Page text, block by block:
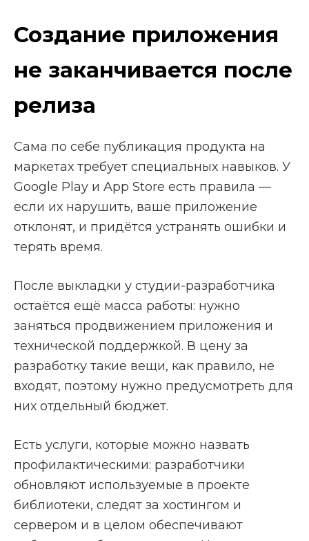
Создание приложения
не заканчивается после
релиза
Сама по себе публикация продукта на
маркетах требует специальных навыков. У
Google Play и App Store есть правила —
если их нарушить, ваше приложение
отклонят, и придётся устранять ошибки и
терять время.
После выкладки у студии-разработчика
остаётся ещё масса работы: нужно
заняться продвижением приложения и
технической поддержкой. В цену за
разработку такие вещи, как правило, не
входят, поэтому нужно предусмотреть для
них отдельный бюджет.
Есть услуги, которые можно назвать
профилактическими: разработчики
обновляют используемые в проекте
библиотеки, следят за хостингом и
сервером и в целом обеспечивают